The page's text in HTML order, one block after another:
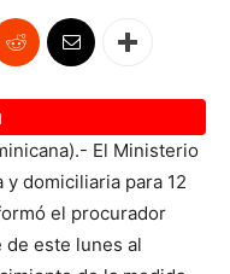
El Ministerio
domiciliaria para 12
el procurador
de este lunes al